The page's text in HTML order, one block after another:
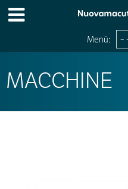
MACCHINE
Menù: